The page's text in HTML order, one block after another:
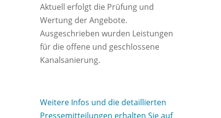
Aktuell erfolgt die Prüfung und
Wertung der Angebote.
Ausgeschrieben wurden Leistungen
für die offene und geschlossene
Kanalsanierung.
Weitere Infos und die detaillierten
Pressemitteilungen erhalten Sie auf